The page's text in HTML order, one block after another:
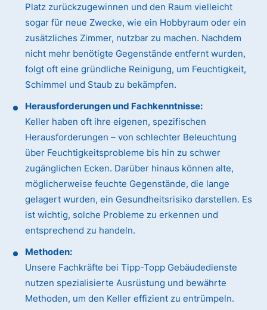
Platz zurückzugewinnen und den Raum vielleicht
sogar für neue Zwecke, wie ein Hobbyraum oder ein
zusätzliches Zimmer, nutzbar zu machen. Nachdem
nicht mehr benötigte Gegenstände entfernt wurden,
folgt oft eine gründliche Reinigung, um Feuchtigkeit,
Schimmel und Staub zu bekämpfen.
Herausforderungen und Fachkenntnisse:
Keller haben oft ihre eigenen, spezifischen
Herausforderungen – von schlechter Beleuchtung
über Feuchtigkeitsprobleme bis hin zu schwer
zugänglichen Ecken. Darüber hinaus können alte,
möglicherweise feuchte Gegenstände, die lange
gelagert wurden, ein Gesundheitsrisiko darstellen. Es
ist wichtig, solche Probleme zu erkennen und
entsprechend zu handeln.
Methoden:
Unsere Fachkräfte bei Tipp-Topp Gebäudedienste
nutzen spezialisierte Ausrüstung und bewährte
Methoden, um den Keller effizient zu entrümpeln.